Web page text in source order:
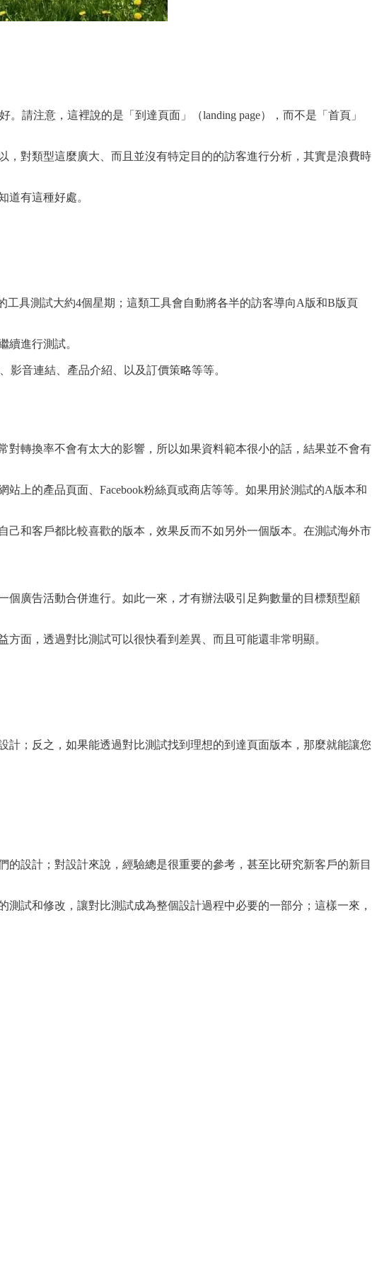
請注意，這裡說的是「到達頁面」（landing page），而不是「首頁」
對類型這麼廣大、而且並沒有特定目的的訪客進行分析，其實是浪費時
道有這種好處。
工具測試大約4個星期；這類工具會自動將各半的訪客導向A版和B版頁
續進行測試。
影音連結、產品介紹、以及訂價策略等等。
轉換率不會有太大的影響，所以如果資料範本很小的話，結果並不會有
上的產品頁面、Facebook粉絲頁或商店等等。如果用於測試的A版本和
和客戶都比較喜歡的版本，效果反而不如另外一個版本。在測試海外市
廣告活動合併進行。如此一來，才有辦法吸引足夠數量的目標類型顧
面，透過對比測試可以很快看到差異、而且可能還非常明顯。
；反之，如果能透過對比測試找到理想的到達頁面版本，那麼就能讓您
設計；對設計來說，經驗總是很重要的參考，甚至比研究新客戶的新目
試和修改，讓對比測試成為整個設計過程中必要的一部分；這樣一來，